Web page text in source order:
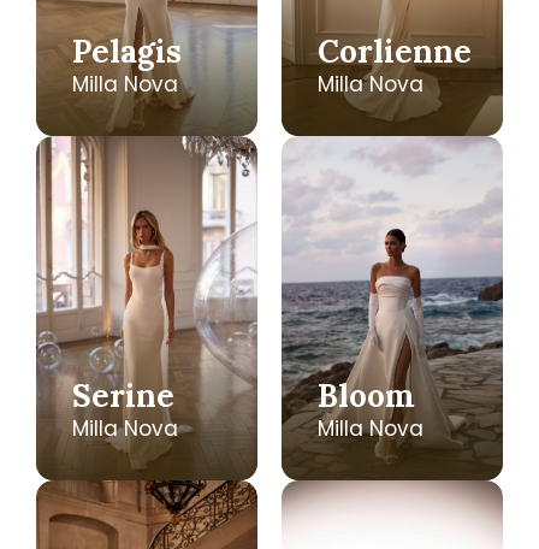
Pelagis
Milla Nova
Corlienne
Milla Nova
Serine
Milla Nova
Bloom
Milla Nova